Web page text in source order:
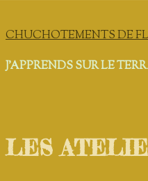
CHUCHOTEMENTS DE
J'APPRENDS SUR LE
LES